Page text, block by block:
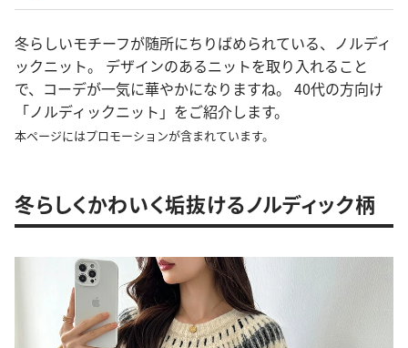
冬らしいモチーフが随所にちりばめられている、ノルディ
ックニット。 デザインのあるニットを取り入れること
で、コーデが一気に華やかになりますね。 40代の方向け
「ノルディックニット」をご紹介します。
本ページにはプロモーションが含まれています。
冬らしくかわいく垢抜けるノルディック柄